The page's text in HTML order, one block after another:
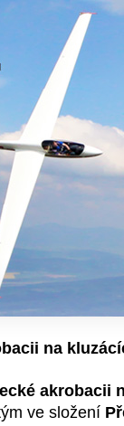
na
akrobacii
ve složení